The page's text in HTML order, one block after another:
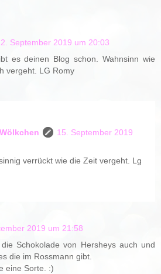
September 2019 um 20:03
es deinen Blog schon. Wahnsinn wie
vergeht. LG Romy
15. September 2019
verrückt wie die Zeit vergeht. Lg
2019 um 21:58
Schokolade von Hersheys auch und
die im Rossmann gibt.
eine Sorte. :)